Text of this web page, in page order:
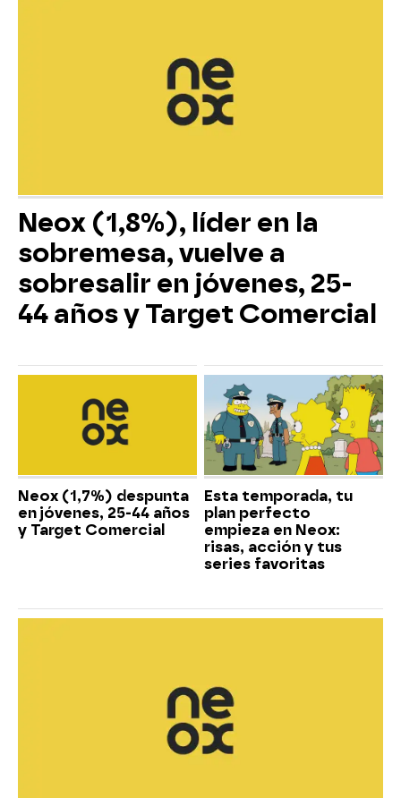
Neox (1,8%), líder en la
sobremesa, vuelve a
sobresalir en jóvenes, 25-
44 años y Target Comercial
Neox (1,7%) despunta
en jóvenes, 25-44 años
y Target Comercial
Esta temporada, tu
plan perfecto
empieza en Neox:
risas, acción y tus
series favoritas